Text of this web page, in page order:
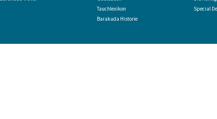
Tauchlexikon
Barakuda Historie
Special